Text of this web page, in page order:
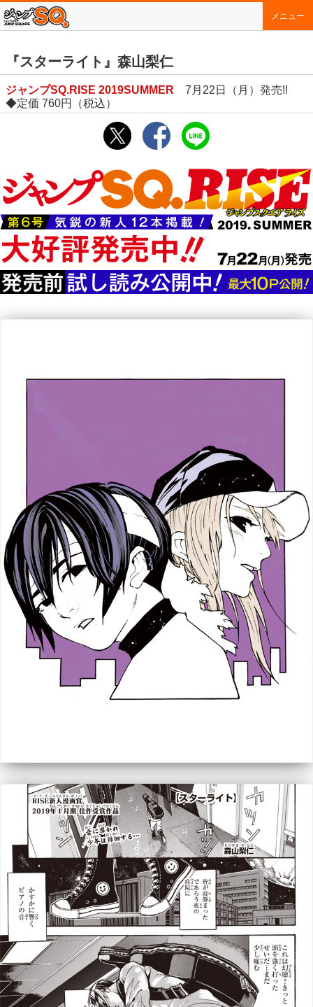
メニュー
『スターライト』森山梨仁
ジャンプSQ.RISE 2019SUMMER
7月22日（月）発売!!
◆定価 760円（税込）